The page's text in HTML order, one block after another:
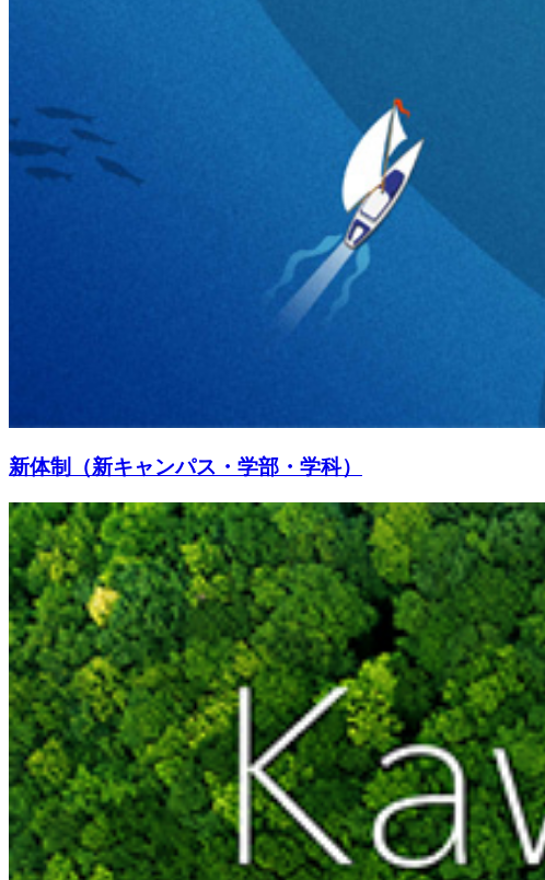
新体制（新キャンパス・学部・学科）